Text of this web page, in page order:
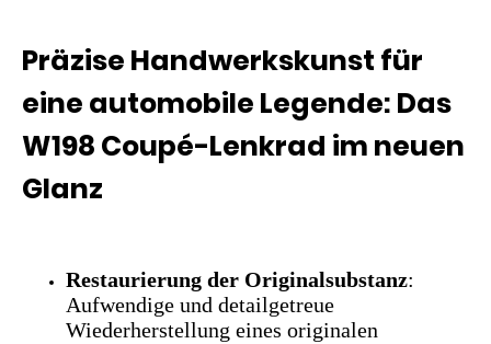
Präzise Handwerkskunst für
eine automobile Legende: Das
W198 Coupé-Lenkrad im neuen
Glanz
Restaurierung der Originalsubstanz:
Aufwendige und detailgetreue
Wiederherstellung eines originalen